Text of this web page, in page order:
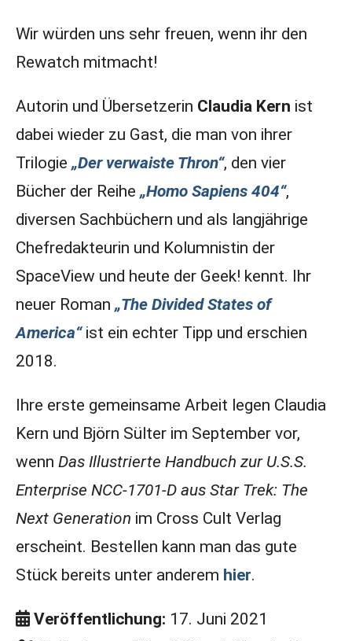
Wir würden uns sehr freuen, wenn ihr den
Rewatch mitmacht!
Autorin und Übersetzerin Claudia Kern ist
dabei wieder zu Gast, die man von ihrer
Trilogie „Der verwaiste Thron“, den vier
Bücher der Reihe „Homo Sapiens 404“,
diversen Sachbüchern und als langjährige
Chefredakteurin und Kolumnistin der
SpaceView und heute der Geek! kennt. Ihr
neuer Roman „The Divided States of
America“ist ein echter Tipp und erschien
2018.
Ihre erste gemeinsame Arbeit legen Claudia
Kern und Björn Sülter im September vor,
wenn Das Illustrierte Handbuch zur U.S.S.
Enterprise NCC-1701-D aus Star Trek: The
Next Generation im Cross Cult Verlag
erscheint. Bestellen kann man das gute
Stück bereits unter anderem hier.
Veröffentlichung: 17. Juni 2021